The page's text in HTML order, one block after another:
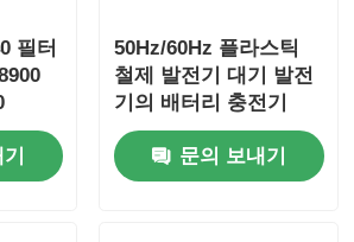
필터
50Hz/60Hz 플라스틱
철제 발전기 대기 발전
기의 배터리 충전기
문의 보내기